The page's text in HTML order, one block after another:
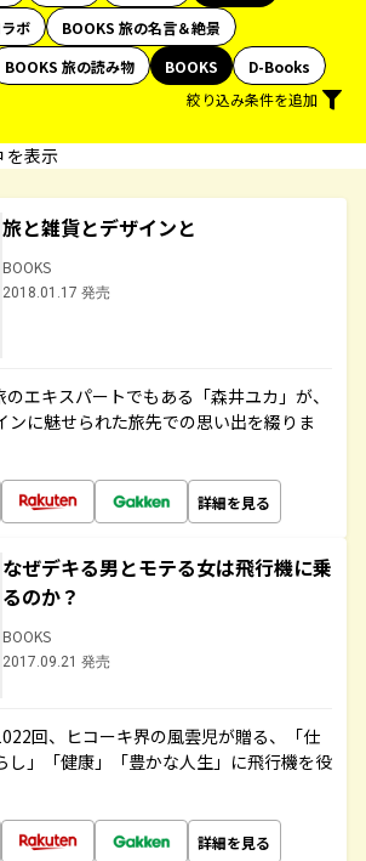
ボ
BOOKS 旅の名言＆絶景
BOOKS 旅の読み物 BOOKS
D-Books
絞り込み条件を追加
を表示
旅と雑貨とデザインと
BOOKS
2018.01.17 発売
エキスパートでもある「森井ユカ」が、
ンに魅せられた旅先での思い出を綴りま
詳細を見る
なぜデキる男とモテる女は飛行機に乗
るのか？
BOOKS
2017.09.21 発売
回、ヒコーキ界の風雲児が贈る、「仕
し」「健康」「豊かな人生」に飛行機を役
詳細を見る